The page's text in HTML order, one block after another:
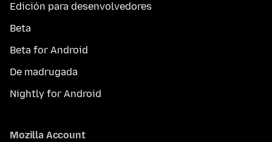
Edición para desenvolvedores
Beta
Beta for Android
De madrugada
Nightly for Android
Mozilla Account